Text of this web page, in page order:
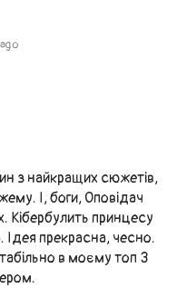
з найкращих сюжетів,
І, боги, Оповідач
Кібербулить принцесу
Ідея прекрасна, чесно.
в моєму топ 3